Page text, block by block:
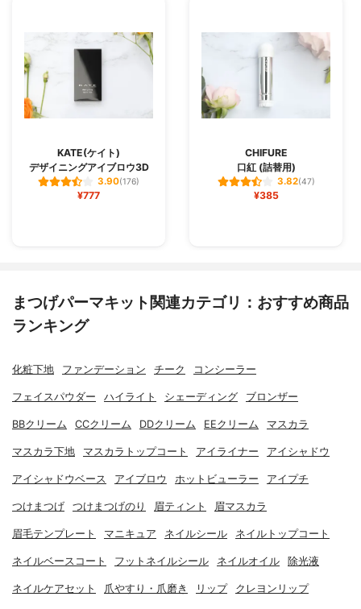
KATE(ケイト)
デザイニングアイブロウ3D
3.90(176)
¥777
CHIFURE
口紅 (詰替用)
3.82(47)
¥385
まつげパーマキット関連カテゴリ：おすすめ商品
ランキング
化粧下地 ファンデーション チーク コンシーラー
フェイスパウダー ハイライト シェーディング ブロンザー
BBクリーム CCクリーム DDクリーム EEクリーム マスカラ
マスカラ下地 マスカラトップコート アイライナー アイシャドウ
アイシャドウベース アイブロウ ホットビューラー アイプチ
つけまつげ つけまつげのり 眉ティント 眉マスカラ
眉毛テンプレート マニキュア ネイルシール ネイルトップコート
ネイルベースコート フットネイルシール ネイルオイル 除光液
ネイルケアセット 爪やすり・爪磨き リップ クレヨンリップ